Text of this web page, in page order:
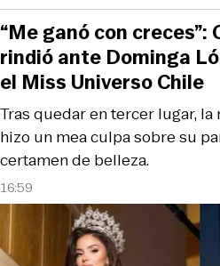
16:59
Tras quedar en tercer lugar,
hizo un mea culpa sobre su
certamen de belleza.
“Me ganó con creces”:
rindió ante Dominga
el Miss Universo Chile